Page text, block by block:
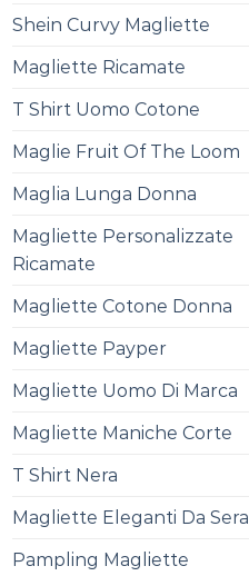
Shein Curvy Magliette
Magliette Ricamate
T Shirt Uomo Cotone
Maglie Fruit Of The Loom
Maglia Lunga Donna
Magliette Personalizzate
Ricamate
Magliette Cotone Donna
Magliette Payper
Magliette Uomo Di Marca
Magliette Maniche Corte
T Shirt Nera
Magliette Eleganti Da Sera
Pampling Magliette